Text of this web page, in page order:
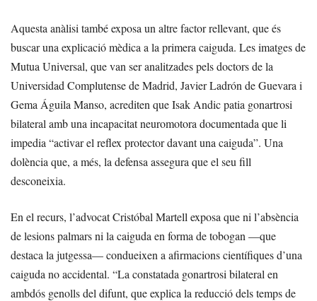
Aquesta anàlisi també exposa un altre factor rellevant, que és
buscar una explicació mèdica a la primera caiguda. Les imatges de
Mutua Universal, que van ser analitzades pels doctors de la
Universidad Complutense de Madrid, Javier Ladrón de Guevara i
Gema Águila Manso, acrediten que Isak Andic patia gonartrosi
bilateral amb una incapacitat neuromotora documentada que li
impedia “activar el reflex protector davant una caiguda”. Una
dolència que, a més, la defensa assegura que el seu fill
desconeixia.
En el recurs, l’advocat Cristóbal Martell exposa que ni l’absència
de lesions palmars ni la caiguda en forma de tobogan —que
destaca la jutgessa— condueixen a afirmacions científiques d’una
caiguda no accidental. “La constatada gonartrosi bilateral en
ambdós genolls del difunt, que explica la reducció dels temps de